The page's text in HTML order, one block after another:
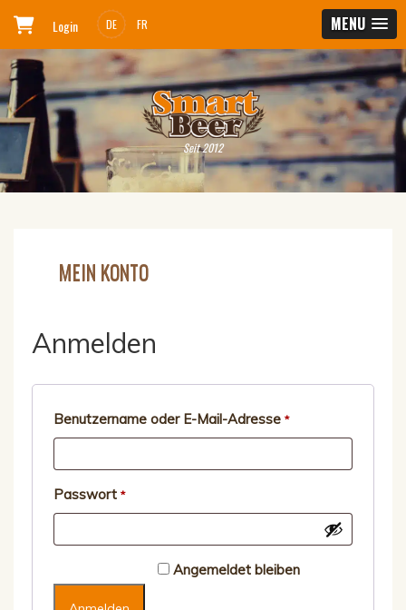
MENU
Login DE FR
Seit 2012
MEIN KONTO
Anmelden
Benutzername oder E-Mail-Adresse *Erforderlich
Passwort *Erforderlich
Angemeldet bleiben